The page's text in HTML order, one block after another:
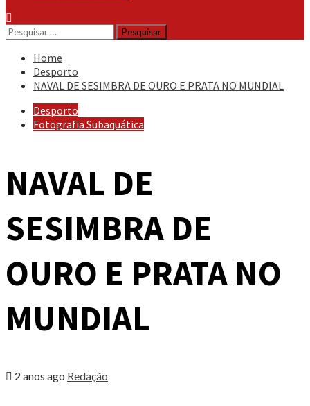
Pesquisar
por:
Home
Desporto
NAVAL DE SESIMBRA DE OURO E PRATA NO MUNDIAL
Desporto
Fotografia Subaquática
NAVAL DE
SESIMBRA DE
OURO E PRATA NO
MUNDIAL
2 anos ago Redação